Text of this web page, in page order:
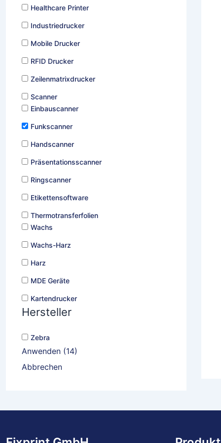
Healthcare Printer
Industriedrucker
Mobile Drucker
RFID Drucker
Zeilenmatrixdrucker
Scanner
Einbauscanner
Funkscanner
Handscanner
Präsentationsscanner
Ringscanner
Etikettensoftware
Thermotransferfolien
Wachs
Wachs-Harz
Harz
MDE Geräte
Kartendrucker
Hersteller
Zebra
Anwenden (14)
Abbrechen